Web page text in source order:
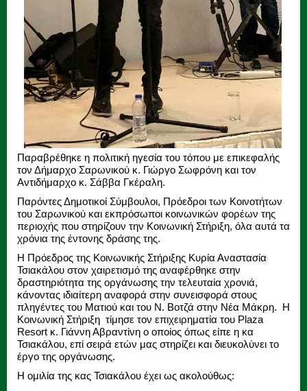
Παραβρέθηκε η πολιτική ηγεσία του τόπου με επικεφαλής
τον Δήμαρχο Σαρωνικού κ. Γιώργο Σωφρόνη και τον
Αντιδήμαρχο κ. Σάββα Γκέραλη.
Παρόντες Δημοτικοί Σύμβουλοι, Πρόεδροι των Κοινοτήτων
του Σαρωνικού και εκπρόσωποι κοινωνικών φορέων της
περιοχής που στηρίζουν την Κοινωνική Στήριξη, όλα αυτά τα
χρόνια της έντονης δράσης της.
Η Πρόεδρος της Κοινωνικής Στήριξης Κυρία Αναστασία
Τσιακάλου στον χαιρετισμό της αναφέρθηκε στην
δραστηριότητα της οργάνωσης την τελευταία χρονιά,
κάνοντας ιδιαίτερη αναφορά στην συνεισφορά στους
πληγέντες του Ματιού και του Ν. Βοτζά στην Νέα Μάκρη. Η
Κοινωνική Στήριξη τίμησε τον επιχειρηματία του Plaza
Resort κ. Γιάννη Αβραντίνη ο οποίος όπως είπε η κα
Τσιακάλου, επί σειρά ετών μας στηρίζει και διευκολύνει το
έργο της οργάνωσης.
Η ομιλία της κας Τσιακάλου έχει ως ακολούθως: